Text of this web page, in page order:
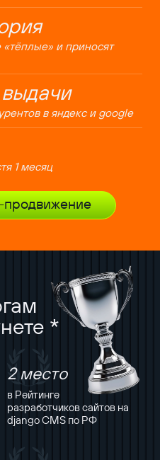
и приносят
в яндекс и google
1 месяц
продвижение
*
2 место
в Рейтинге
разработчиков сайтов на
django CMS по РФ